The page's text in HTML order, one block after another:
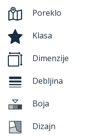
Poreklo
Klasa
Dimenzije
Debljina
Boja
Dizajn